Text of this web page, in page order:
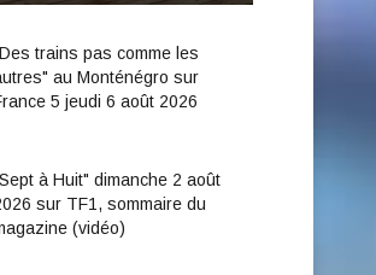
trains pas comme les
au Monténégro sur
5 jeudi 6 août 2026
à Huit" dimanche 2 août
sur TF1, sommaire du
(vidéo)